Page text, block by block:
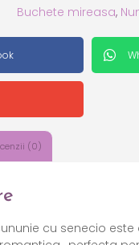
Buchete mireasa,
(0)
cu senecio este